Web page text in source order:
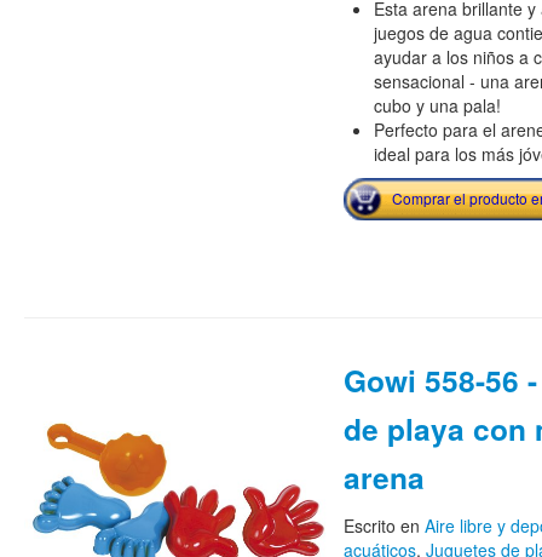
Esta arena brillante
juegos de agua
ayudar a los niños a
sensacional - una
cubo y una pala!
Perfecto para el
ideal para los más
Comprar el producto
Gowi 558-56
de playa con
arena
Escrito en Aire libre y
acuáticos, Juguetes de